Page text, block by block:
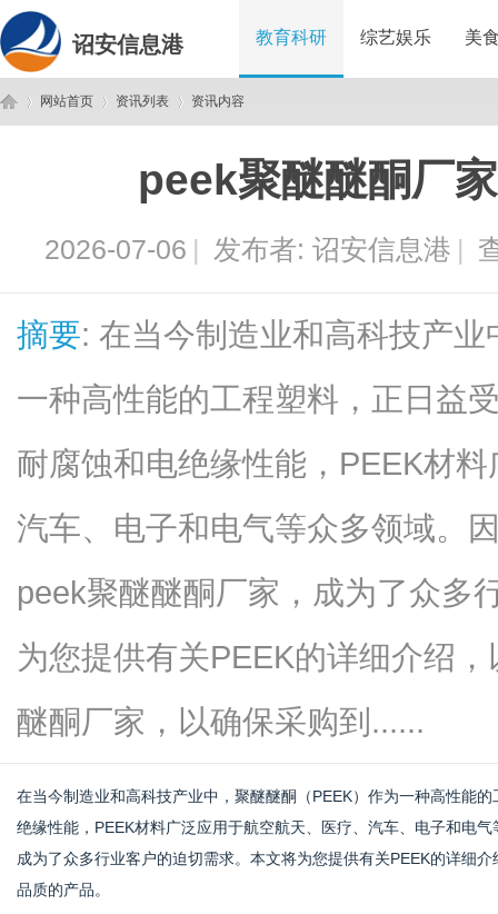
诏安信息港 教育科研 综艺娱乐 美
网站首页 资讯列表
›
资讯内容
peek聚醚醚酮厂
2026-07-06 | 发布者: 诏安信息港 |
摘要: 在当今制造业和高科技产
一种高性能的工程塑料，正日益
耐腐蚀和电绝缘性能，PEEK材
汽车、电子和电气等众多领域。
peek聚醚醚酮厂家，成为了众多
为您提供有关PEEK的详细介绍
醚酮厂家，以确保采购到......
在当今制造业和高科技产业中，聚醚醚酮（PEEK）作为一种高性能
绝缘性能，PEEK材料广泛应用于航空航天、医疗、汽车、电子和电
成为了众多行业客户的迫切需求。本文将为您提供有关PEEK的详细
品质的产品。